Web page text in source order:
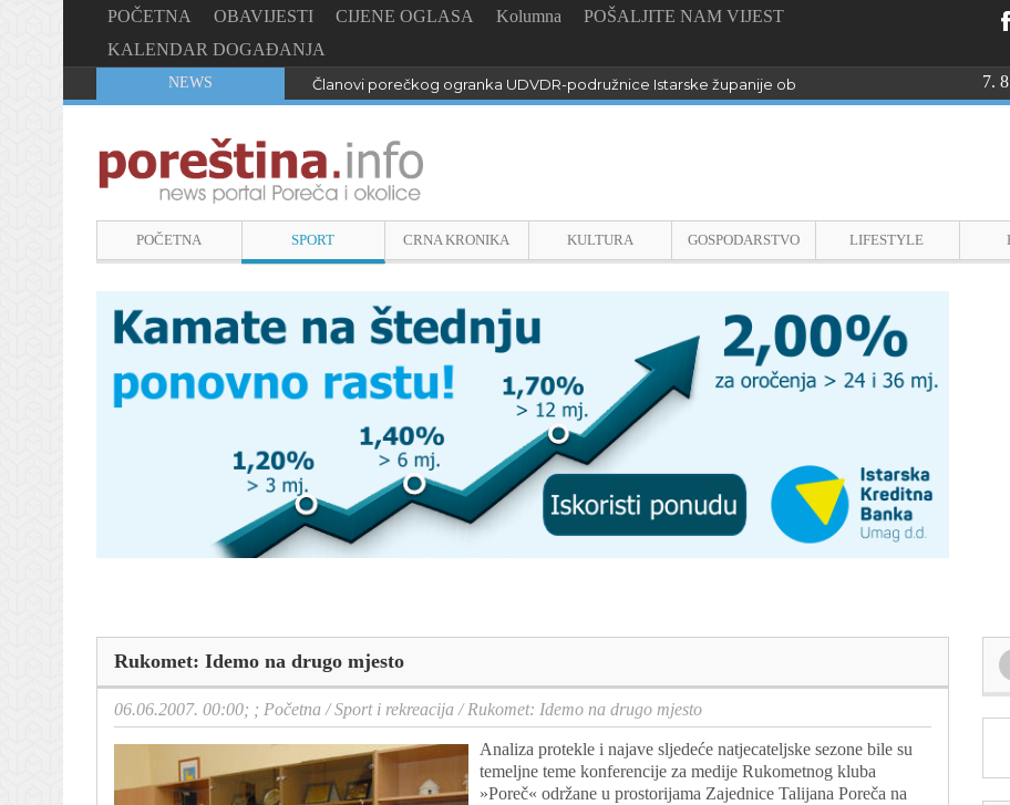
POČETNA OBAVIJESTI CIJENE OGLASA Kolumna
POŠALJITE NAM VIJEST
KALENDAR DOGAĐANJA
NEWS Članovi porečkog ogranka UDVDR-podružnice Istarske županije obilježili Dan pobjede i 7.
POČETNA SPORT CRNA KRONIKA KULTURA GOSPODARSTVO LIFESTYLE
Rukomet: Idemo na drugo mjesto
06.06.2007. 00:00; ; Početna /Sport i rekreacija /Rukomet: Idemo na drugo mjesto
Analiza protekle i najave sljedeće natjecateljske sezone bile su
temeljne teme konferencije za medije Rukometnog kluba
»Poreč« održane u prostorijama Zajednice Talijana Poreča na